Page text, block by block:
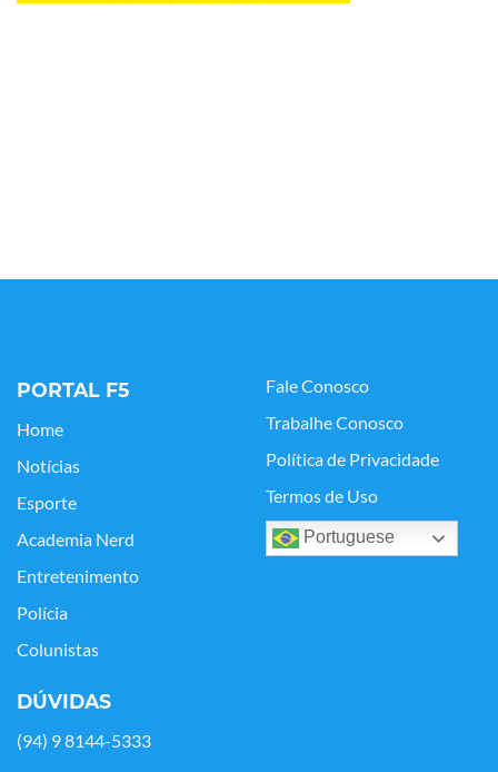
PORTAL F5
Home
Notícias
Esporte
Academia Nerd
Entretenimento
Polícia
Colunistas
Fale Conosco
Trabalhe Conosco
Política de Privacidade
Termos de Uso
Portuguese
DÚVIDAS
(94) 9 8144-5333